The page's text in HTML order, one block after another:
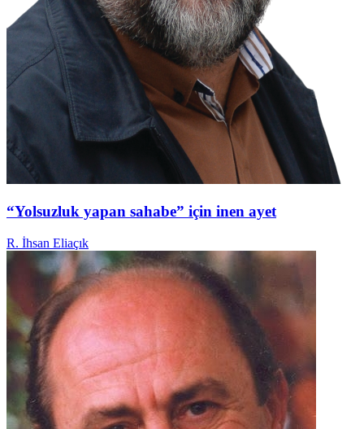
“Yolsuzluk yapan sahabe” için inen ayet
R. İhsan Eliaçık